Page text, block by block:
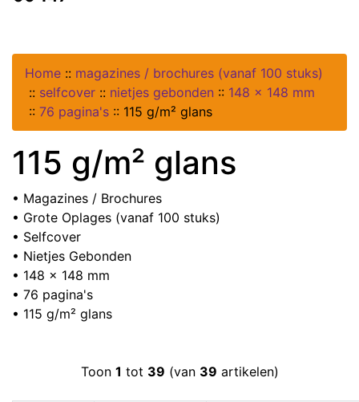
Home :: magazines / brochures (vanaf 100 stuks)
:: selfcover :: nietjes gebonden :: 148 x 148 mm
:: 76 pagina's :: 115 g/m² glans
115 g/m² glans
• Magazines / Brochures
• Grote Oplages (vanaf 100 stuks)
• Selfcover
• Nietjes Gebonden
• 148 x 148 mm
• 76 pagina's
• 115 g/m² glans
Toon 1 tot 39 (van 39 artikelen)